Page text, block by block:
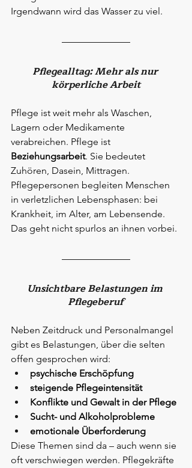
Irgendwann wird das Wasser zu viel.
Pflegealltag: Mehr als nur
körperliche Arbeit
Pflege ist weit mehr als Waschen,
Lagern oder Medikamente
verabreichen. Pflege ist
Beziehungsarbeit. Sie bedeutet
Zuhören, Dasein, Mittragen.
Pflegepersonen begleiten Menschen
in verletzlichen Lebensphasen: bei
Krankheit, im Alter, am Lebensende.
Das geht nicht spurlos an ihnen vorbei.
Unsichtbare Belastungen im
Pflegeberuf
Neben Zeitdruck und Personalmangel
gibt es Belastungen, über die selten
offen gesprochen wird:
psychische Erschöpfung
steigende Pflegeintensität
Konflikte und Gewalt in der Pflege
Sucht- und Alkoholprobleme
emotionale Überforderung
Diese Themen sind da – auch wenn sie
oft verschwiegen werden. Pflegekräfte